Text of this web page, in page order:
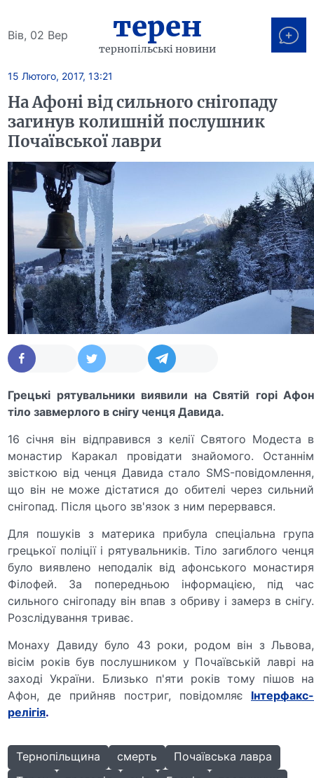
Вів, 02 Вер терен
тернопільські новини
15 Лютого, 2017, 13:21
На Афоні від сильного снігопаду
загинув колишній послушник
Почаївської лаври
Грецькі рятувальники виявили на Святій горі Афон
тіло завмерлого в снігу ченця Давида.
16 січня він відправився з келії Святого Модеста в
монастир Каракал провідати знайомого. Останнім
звісткою від ченця Давида стало SMS-повідомлення,
що він не може дістатися до обителі через сильний
снігопад. Після цього зв'язок з ним перервався.
Для пошуків з материка прибула спеціальна група
грецької поліції і рятувальників. Тіло загиблого ченця
було виявлено неподалік від афонського монастиря
Філофей. За попередньою інформацією, під час
сильного снігопаду він впав з обриву і замерз в снігу.
Розслідування триває.
Монаху Давиду було 43 роки, родом він з Львова,
вісім років був послушником у Почаївській лаврі на
заході України. Близько п'яти років тому пішов на
Афон, де прийняв постриг, повідомляє
Інтерфакс-
релігія.
Тернопільщина смерть
Почаївська лавра